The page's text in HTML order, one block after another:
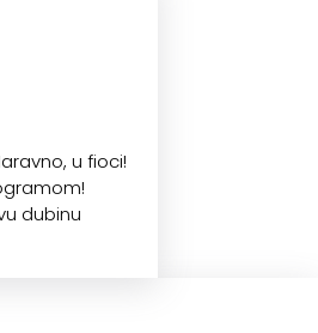
u fioci!
dubinu